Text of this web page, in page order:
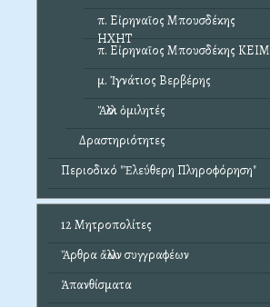
π. Εἰρηναῖος Μπουσδέκης
ΗΧΗΤ
π. Εἰρηναῖος Μπουσδέκης ΚΕΙΜ
μ. Ἰγνάτιος Βερβέρης
Ἄλλοι ὁμιλητές
Δραστηριότητες
Περιοδικό "Ἐλεύθερη Πληροφόρηση"
12 Μητροπολίτες
Ἄρθρα ἄλλων συγγραφέων
Ἀπανθίσματα